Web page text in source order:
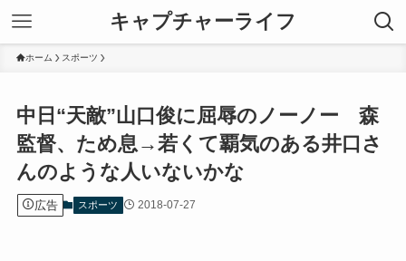
キャプチャーライフ
ホーム スポーツ
中日“天敵”山口俊に屈辱のノーノー 森
監督、ため息→若くて覇気のある井口さ
んのような人いないかな
広告 スポーツ 2018-07-27